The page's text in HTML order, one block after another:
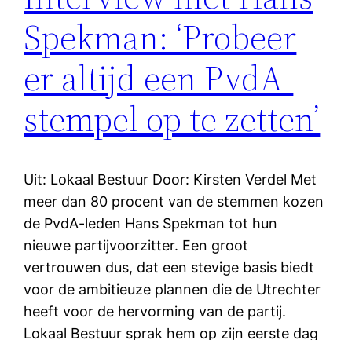
Spekman: ‘Probeer
er altijd een PvdA-
stempel op te zetten’
Uit: Lokaal Bestuur Door: Kirsten Verdel Met
meer dan 80 procent van de stemmen kozen
de PvdA-leden Hans Spekman tot hun
nieuwe partijvoorzitter. Een groot
vertrouwen dus, dat een stevige basis biedt
voor de ambitieuze plannen die de Utrechter
heeft voor de hervorming van de partij.
Lokaal Bestuur sprak hem op zijn eerste dag